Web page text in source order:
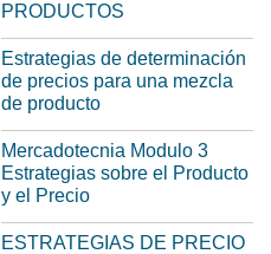
PRODUCTOS
Estrategias de determinación
de precios para una mezcla
de producto
Mercadotecnia Modulo 3
Estrategias sobre el Producto
y el Precio
ESTRATEGIAS DE PRECIO